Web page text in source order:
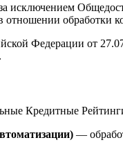
исключением
отношении
Федерации от
.
Кредитные
—